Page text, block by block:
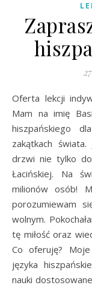
Oferta lekcji indywidualnych języka hiszpańskiego Cześć!
Mam na imię
hiszpańskiego
zakątkach
drzwi nie tylko
Łacińskiej. Na
milionów osób!
porozumiewam
wolnym.
tę miłość oraz
Co oferuję?
języka
nauki